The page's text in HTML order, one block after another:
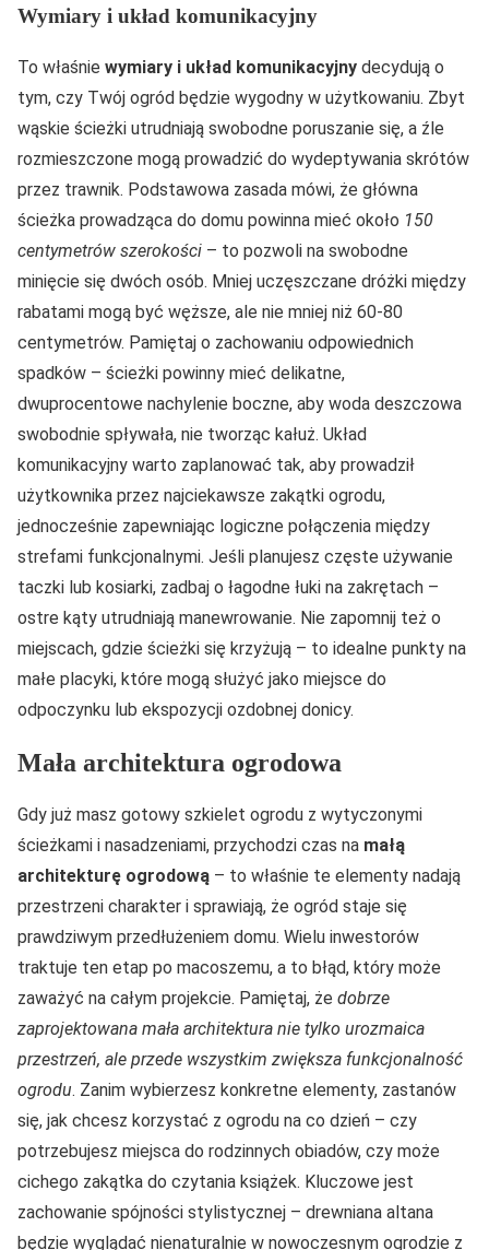
Wymiary i układ komunikacyjny
To właśnie wymiary i układ komunikacyjny decydują o
tym, czy Twój ogród będzie wygodny w użytkowaniu. Zbyt
wąskie ścieżki utrudniają swobodne poruszanie się, a źle
rozmieszczone mogą prowadzić do wydeptywania skrótów
przez trawnik. Podstawowa zasada mówi, że główna
ścieżka prowadząca do domu powinna mieć około 150
centymetrów szerokości – to pozwoli na swobodne
minięcie się dwóch osób. Mniej uczęszczane dróżki między
rabatami mogą być węższe, ale nie mniej niż 60-80
centymetrów. Pamiętaj o zachowaniu odpowiednich
spadków – ścieżki powinny mieć delikatne,
dwuprocentowe nachylenie boczne, aby woda deszczowa
swobodnie spływała, nie tworząc kałuż. Układ
komunikacyjny warto zaplanować tak, aby prowadził
użytkownika przez najciekawsze zakątki ogrodu,
jednocześnie zapewniając logiczne połączenia między
strefami funkcjonalnymi. Jeśli planujesz częste używanie
taczki lub kosiarki, zadbaj o łagodne łuki na zakrętach –
ostre kąty utrudniają manewrowanie. Nie zapomnij też o
miejscach, gdzie ścieżki się krzyżują – to idealne punkty na
małe placyki, które mogą służyć jako miejsce do
odpoczynku lub ekspozycji ozdobnej donicy.
Mała architektura ogrodowa
Gdy już masz gotowy szkielet ogrodu z wytyczonymi
ścieżkami i nasadzeniami, przychodzi czas na małą
architekturę ogrodową – to właśnie te elementy nadają
przestrzeni charakter i sprawiają, że ogród staje się
prawdziwym przedłużeniem domu. Wielu inwestorów
traktuje ten etap po macoszemu, a to błąd, który może
zaważyć na całym projekcie. Pamiętaj, że dobrze
zaprojektowana mała architektura nie tylko urozmaica
przestrzeń, ale przede wszystkim zwiększa funkcjonalność
ogrodu. Zanim wybierzesz konkretne elementy, zastanów
się, jak chcesz korzystać z ogrodu na co dzień – czy
potrzebujesz miejsca do rodzinnych obiadów, czy może
cichego zakątka do czytania książek. Kluczowe jest
zachowanie spójności stylistycznej – drewniana altana
będzie wyglądać nienaturalnie w nowoczesnym ogrodzie z